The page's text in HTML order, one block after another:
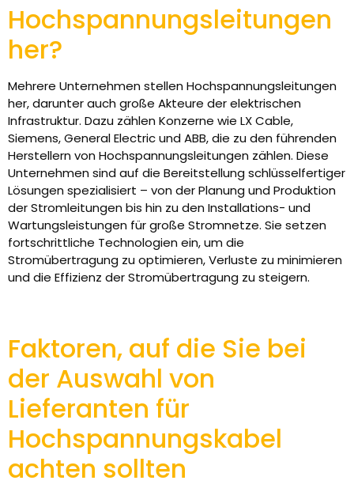
Hochspannungsleitungen
her?
Mehrere Unternehmen stellen Hochspannungsleitungen
her, darunter auch große Akteure der elektrischen
Infrastruktur. Dazu zählen Konzerne wie LX Cable,
Siemens, General Electric und ABB, die zu den führenden
Herstellern von Hochspannungsleitungen zählen. Diese
Unternehmen sind auf die Bereitstellung schlüsselfertiger
Lösungen spezialisiert – von der Planung und Produktion
der Stromleitungen bis hin zu den Installations- und
Wartungsleistungen für große Stromnetze. Sie setzen
fortschrittliche Technologien ein, um die
Stromübertragung zu optimieren, Verluste zu minimieren
und die Effizienz der Stromübertragung zu steigern.
Faktoren, auf die Sie bei
der Auswahl von
Lieferanten für
Hochspannungskabel
achten sollten